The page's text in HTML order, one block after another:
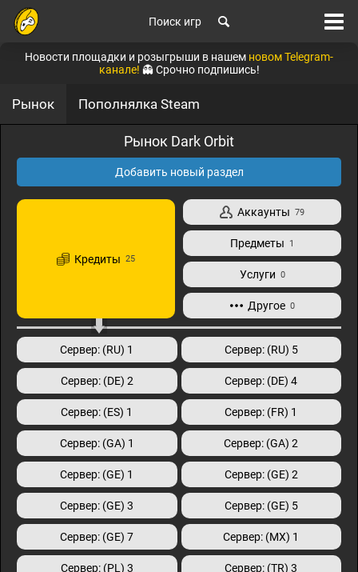
Поиск игр
Новости площадки и розыгрыши в нашем новом Telegram-
канале! 👻 Срочно подпишись!
Рынок Пополнялка Steam
Рынок Dark Orbit
Добавить новый раздел
Кредиты 25
Аккаунты 79
Предметы 1
Услуги 0
Другое 0
Сервер: (RU) 1 Сервер: (RU) 5
Сервер: (DE) 2 Сервер: (DE) 4
Сервер: (ES) 1 Сервер: (FR) 1
Сервер: (GA) 1 Сервер: (GA) 2
Сервер: (GE) 1 Сервер: (GE) 2
Сервер: (GE) 3 Сервер: (GE) 5
Сервер: (GE) 7 Сервер: (MX) 1
Сервер: (PL) 3 Сервер: (TR) 3